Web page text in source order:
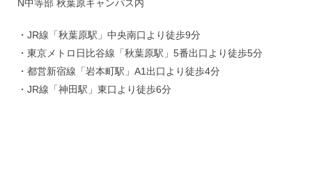
N中等部 秋葉原キャンパス内
・JR線「秋葉原駅」中央南口より徒歩9分
・東京メトロ日比谷線「秋葉原駅」5番出口より徒歩5分
・都営新宿線「岩本町駅」A1出口より徒歩4分
・JR線「神田駅」東口より徒歩6分